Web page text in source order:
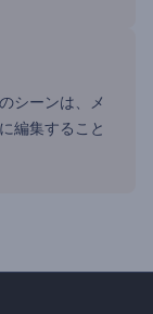
シーンは、メ
編集すること